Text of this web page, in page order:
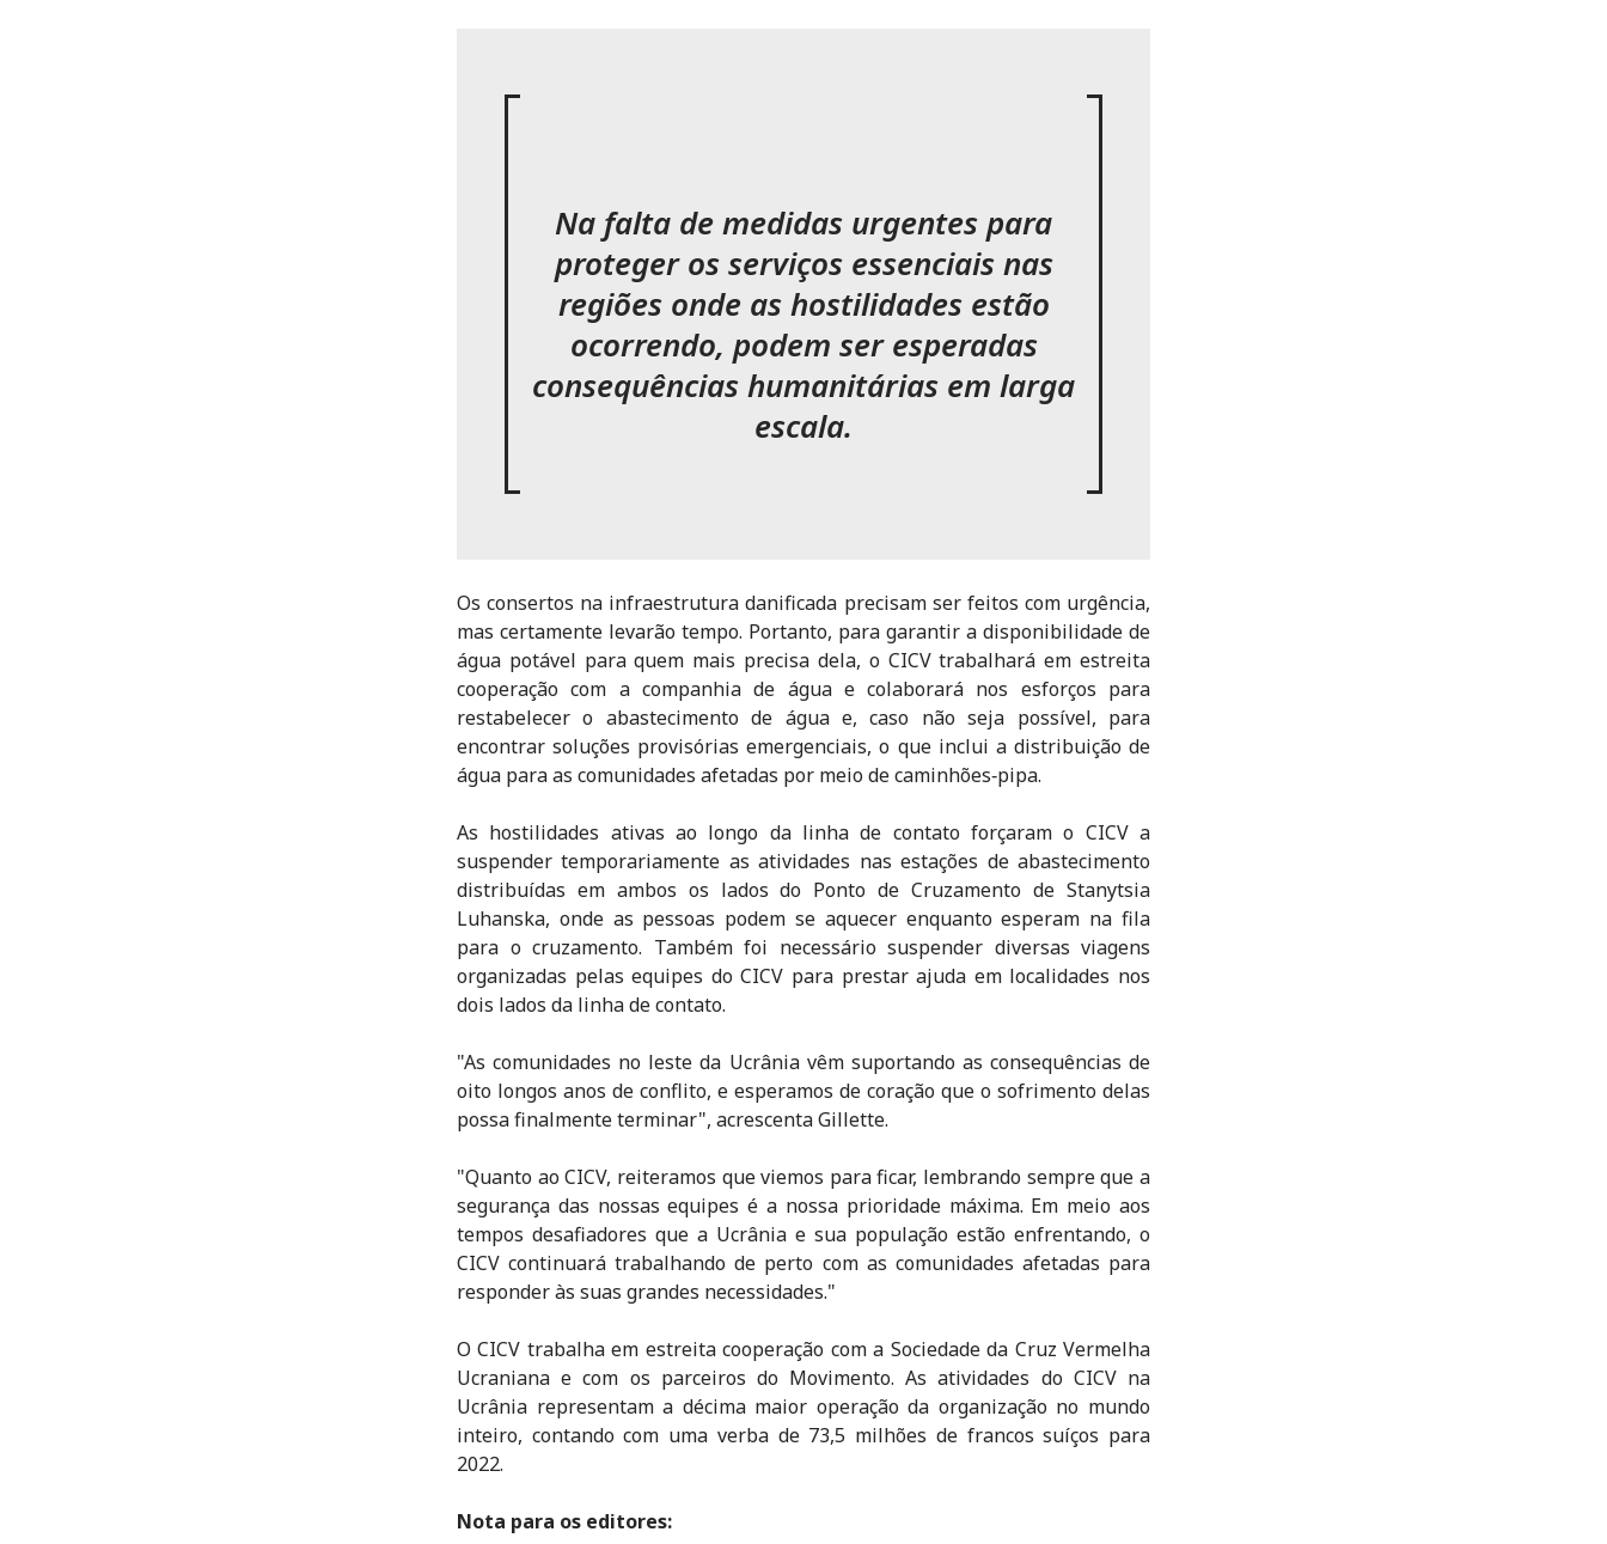
Na falta de medidas urgentes para
proteger os serviços essenciais nas
regiões onde as hostilidades estão
ocorrendo, podem ser esperadas
consequências humanitárias em larga
escala.
Os consertos na infraestrutura danificada precisam ser feitos com urgência,
mas certamente levarão tempo. Portanto, para garantir a disponibilidade de
água potável para quem mais precisa dela, o CICV trabalhará em estreita
cooperação com a companhia de água e colaborará nos esforços para
restabelecer o abastecimento de água e, caso não seja possível, para
encontrar soluções provisórias emergenciais, o que inclui a distribuição de
água para as comunidades afetadas por meio de caminhões‑pipa.
As hostilidades ativas ao longo da linha de contato forçaram o CICV a
suspender temporariamente as atividades nas estações de abastecimento
distribuídas em ambos os lados do Ponto de Cruzamento de Stanytsia
Luhanska, onde as pessoas podem se aquecer enquanto esperam na fila
para o cruzamento. Também foi necessário suspender diversas viagens
organizadas pelas equipes do CICV para prestar ajuda em localidades nos
dois lados da linha de contato.
"As comunidades no leste da Ucrânia vêm suportando as consequências de
oito longos anos de conflito, e esperamos de coração que o sofrimento delas
possa finalmente terminar", acrescenta Gillette.
"Quanto ao CICV, reiteramos que viemos para ficar, lembrando sempre que a
segurança das nossas equipes é a nossa prioridade máxima. Em meio aos
tempos desafiadores que a Ucrânia e sua população estão enfrentando, o
CICV continuará trabalhando de perto com as comunidades afetadas para
responder às suas grandes necessidades."
O CICV trabalha em estreita cooperação com a Sociedade da Cruz Vermelha
Ucraniana e com os parceiros do Movimento. As atividades do CICV na
Ucrânia representam a décima maior operação da organização no mundo
inteiro, contando com uma verba de 73,5 milhões de francos suíços para
2022.
Nota para os editores: